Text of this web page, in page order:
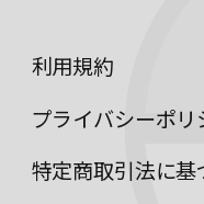
利用規約
プライバシーポリ
特定商取引法に基